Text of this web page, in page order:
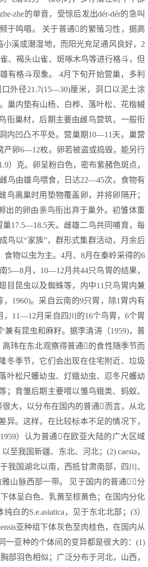
zhe的单音，受惊后发出dér-dér的急叫
于鸣唱。 关于普通的繁殖习性，据高
溪或潮湿地，而阳光充足通风良好，2
、褐头山雀、斑啄木鸟等进行格斗，但
有格斗现象。 4月下旬开始营巢，多利
外径21.7(15—30)厘米，洞口以泥土涂
巢内垫有山杨、白桦、落叶松、花楷槭
衔巢材，后期主要由雌鸟营筑，一般衔
内凹凸不平处。营巢期10—11天。巢营
产卵6—12枚。卵若被盗或捣毁，能另行
）克。卵呈粉白色，密布紫赭色斑点，
鸟由雄鸟喂食，日达22—45次。食物有
离巢时用垫物覆盖卵，并将卵隔开；
出的卵由亲鸟衔出弃于巢外。初雏体重
17.5—18.5天。雌雄二鸟共同哺育，每
鸟以“家族”，群形式集群活动，月余后
物以虫为主。4月、8月在秦岭采得的6
5—8月，10—12月共44只鸟胃的结果，
目昆虫以及蜘蛛等，内中11只鸟胃内兼
1960)。采自云南的9只胃，除1胃内有
11—12月采自四川的16个鸟胃，6个胃
有昆虫和麻籽。据李清涛（1959)，普
玮在东北观察得普通的食性随季节而
冬季节，它们会出现在住宅附近、垃圾
叶松尺蠖幼虫、灯蛾幼虫、忍冬尺蠖幼
育雏后期主要喂以雏鸟蛾类、蚂蚁、
大，以分布在国内的普通而言，从北
。这样，在比较标本不足的情况下，
）认为普通在欧亚大陆的广大区域
至我国新疆、东北、河北；(2) caesia，
我国湖北以南，西抵甘肃南部，四川、
山脉西部一带。 见于国内的普通，分
体呈白色、乳黄至棕黄色；在国内分化
白的S.e.asiatica，见于东北北部；(3）
亚种组下体灰色至肉桂色，在国内从
一亚种的个体间的变异都是很大的：(1)
部羽色相似；广泛分布于河北，山西，